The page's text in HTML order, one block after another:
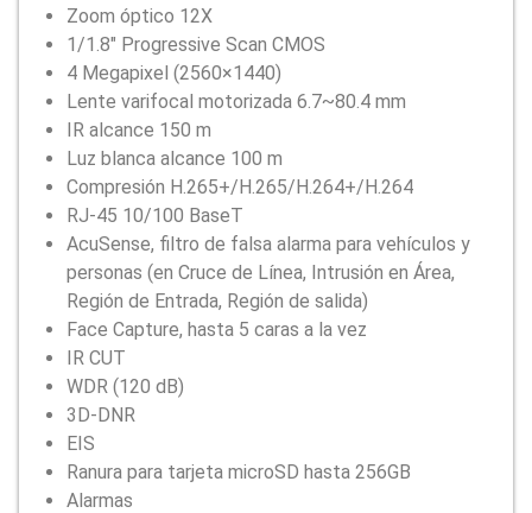
Zoom óptico 12X
1/1.8″ Progressive Scan CMOS
4 Megapixel (2560×1440)
Lente varifocal motorizada 6.7~80.4 mm
IR alcance 150 m
Luz blanca alcance 100 m
Compresión H.265+/H.265/H.264+/H.264
RJ-45 10/100 BaseT
AcuSense, filtro de falsa alarma para vehículos y
personas (en Cruce de Línea, Intrusión en Área,
Región de Entrada, Región de salida)
Face Capture, hasta 5 caras a la vez
IR CUT
WDR (120 dB)
3D-DNR
EIS
Ranura para tarjeta microSD hasta 256GB
Alarmas